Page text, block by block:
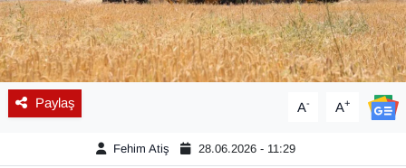
Paylaş A- A+
Fehim Atiş 28.06.2026 - 11:29
EKONOMİ
Eleman
Emlak
En çok konuşulanlar